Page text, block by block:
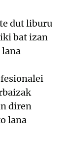
dut liburu
bat izan
diren
lana